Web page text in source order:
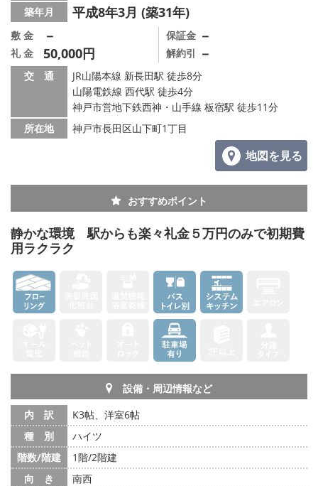
築年月 平成8年3月 (築31年)
敷 金 －
礼 金 50,000円
保証金 －
解約引 －
交 通
JR山陽本線 新長田駅 徒歩8分
山陽電鉄線 西代駅 徒歩4分
神戸市営地下鉄西神・山手線 板宿駅 徒歩11分
所在地
神戸市長田区山下町1丁目
地図を見る
おすすめポイント
静かな環境 駅からも楽々礼金５万円のみで初期費
用ラクラク
設備・周辺情報など
内 訳
K3帖、洋室6帖
種 別
ハイツ
階数/階建
1階/2階建
向 き
南西